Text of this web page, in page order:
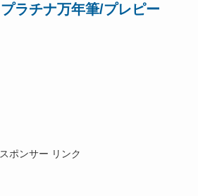
プラチナ万年筆/プレピー
スポンサー リンク